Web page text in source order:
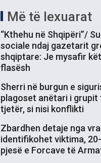
Më të lexuarat
“Kthehu në Shqipëri”/
sociale ndaj gazetarit
shqiptare: Je mysafir
flasësh
Sherri në burgun e
plagoset anëtari i grupit
tjetër, si nisi konflikti
Zbardhen detaje nga
identifikohet viktima,
pjesë e Forcave të